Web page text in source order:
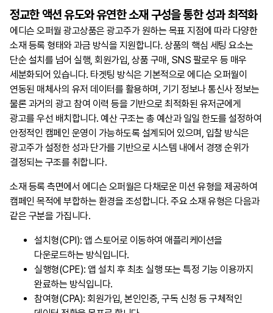
정교한 액션 유도와 유연한 소재 구성을 통한 성과 최적화
에디슨 오퍼월 광고상품은 광고주가 원하는 목표 지점에 따라 다양한
소재 등록 형태와 과금 방식을 지원합니다. 상품의 핵심 세팅 요소는
단순 설치를 넘어 실행, 회원가입, 상품 구매, SNS 팔로우 등 매우
세분화되어 있습니다. 타겟팅 방식은 기본적으로 에디슨 오퍼월이
연동된 매체사의 유저 데이터를 활용하며, 기기 정보나 통신사 정보는
물론 과거의 광고 참여 이력 등을 기반으로 최적화된 유저군에게
광고를 우선 배치합니다. 예산 구조는 총 예산과 일일 한도를 설정하여
안정적인 캠페인 운영이 가능하도록 설계되어 있으며, 입찰 방식은
광고주가 설정한 성과 단가를 기반으로 시스템 내에서 경쟁 순위가
결정되는 구조를 취합니다.
소재 등록 측면에서 에디슨 오퍼월은 다채로운 미션 유형을 제공하여
캠페인 목적에 부합하는 환경을 조성합니다. 주요 소재 유형은 다음과
같은 구분을 가집니다.
설치형(CPI): 앱 스토어로 이동하여 애플리케이션을
다운로드하는 방식입니다.
실행형(CPE): 앱 설치 후 최초 실행 또는 특정 기능 이용까지
완료하는 방식입니다.
참여형(CPA): 회원가입, 본인인증, 구독 신청 등 구체적인